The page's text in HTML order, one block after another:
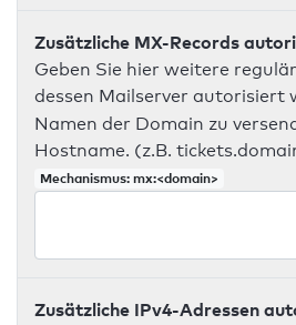
Zusätzliche MX-Records
Geben Sie hier weitere
dessen Mailserver autorisiert
Namen der Domain zu
Hostname. (z.B.
Mechanismus: mx:<domain>
Zusätzliche IPv4-Adressen